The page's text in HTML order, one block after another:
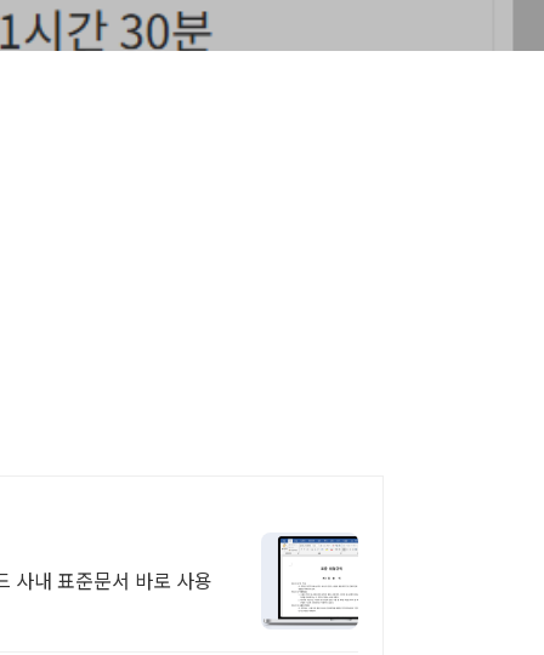
사내 표준문서 바로 사용